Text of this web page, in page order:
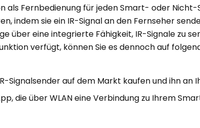
als Fernbedienung für jeden Smart- oder
indem sie ein IR-Signal an den Fernseher
über eine integrierte Fähigkeit, IR-Signale zu
verfügt, können Sie es dennoch auf
Signalsender auf dem Markt kaufen und ihn an
die über WLAN eine Verbindung zu Ihrem